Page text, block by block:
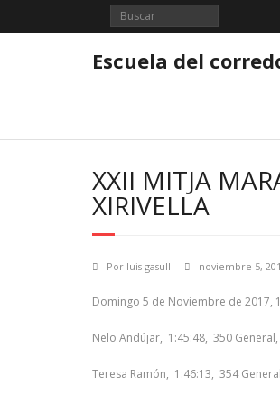
Escuela del
XXII MITJA
XIRIVELLA
Por luis gasull noviembre 5,
Domingo 5 de Noviembre de 2017,
Nelo Andújar, 1:45:48, 350
Teresa Ramón, 1:46:13, 354